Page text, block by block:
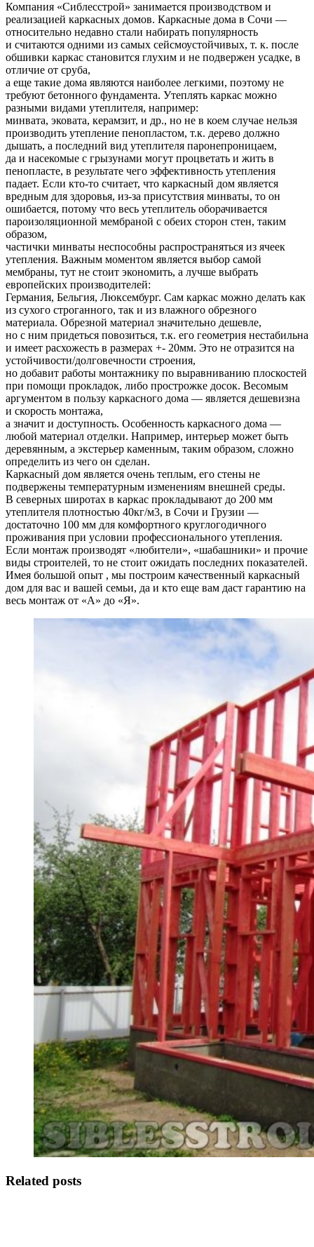
Компания «Сиблесстрой» занимается производством и
реализацией каркасных домов. Каркасные дома в Сочи —
относительно недавно стали набирать популярность
и считаются одними из самых сейсмоустойчивых, т. к. после
обшивки каркас становится глухим и не подвержен усадке, в
отличие от сруба,
а еще такие дома являются наиболее легкими, поэтому не
требуют бетонного фундамента. Утеплять каркас можно
разными видами утеплителя, например:
минвата, эковата, керамзит, и др., но не в коем случае нельзя
производить утепление пенопластом, т.к. дерево должно
дышать, а последний вид утеплителя паронепроницаем,
да и насекомые с грызунами могут процветать и жить в
пенопласте, в результате чего эффективность утепления
падает. Если кто-то считает, что каркасный дом является
вредным для здоровья, из-за присутствия минваты, то он
ошибается, потому что весь утеплитель оборачивается
пароизоляционной мембраной с обеих сторон стен, таким
образом,
частички минваты неспособны распространяться из ячеек
утепления. Важным моментом является выбор самой
мембраны, тут не стоит экономить, а лучше выбрать
европейских производителей:
Германия, Бельгия, Люксембург. Сам каркас можно делать как
из сухого строганного, так и из влажного обрезного
материала. Обрезной материал значительно дешевле,
но с ним придеться повозиться, т.к. его геометрия нестабильна
и имеет расхожесть в размерах +- 20мм. Это не отразится на
устойчивости/долговечности строения,
но добавит работы монтажнику по выравниванию плоскостей
при помощи прокладок, либо прострожке досок. Весомым
аргументом в пользу каркасного дома — является дешевизна
и скорость монтажа,
а значит и доступность. Особенность каркасного дома —
любой материал отделки. Например, интерьер может быть
деревянным, а экстерьер каменным, таким образом, сложно
определить из чего он сделан.
Каркасный дом является очень теплым, его стены не
подвержены температурным изменениям внешней среды.
В северных широтах в каркас прокладывают до 200 мм
утеплителя плотностью 40кг/м3, в Сочи и Грузии —
достаточно 100 мм для комфортного круглогодичного
проживания при условии профессионального утепления.
Если монтаж производят «любители», «шабашники» и прочие
виды строителей, то не стоит ожидать последних показателей.
Имея большой опыт , мы построим качественный каркасный
дом для вас и вашей семьи, да и кто еще вам даст гарантию на
весь монтаж от «А» до «Я».
Related posts